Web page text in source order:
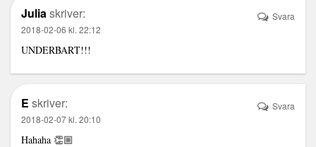
Julia skriver:
2018-02-06 kl. 22:12
UNDERBART!!!
Svara
E skriver:
2018-02-07 kl. 20:10
Hahaha 👏🏼
Svara